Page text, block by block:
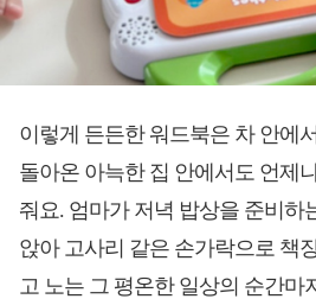
이렇게 든든한 워드북은 차 안에
돌아온 아늑한 집 안에서도 언제
줘요. 엄마가 저녁 밥상을 준비하
앉아 고사리 같은 손가락으로 책
고 노는 그 평온한 일상의 순간마